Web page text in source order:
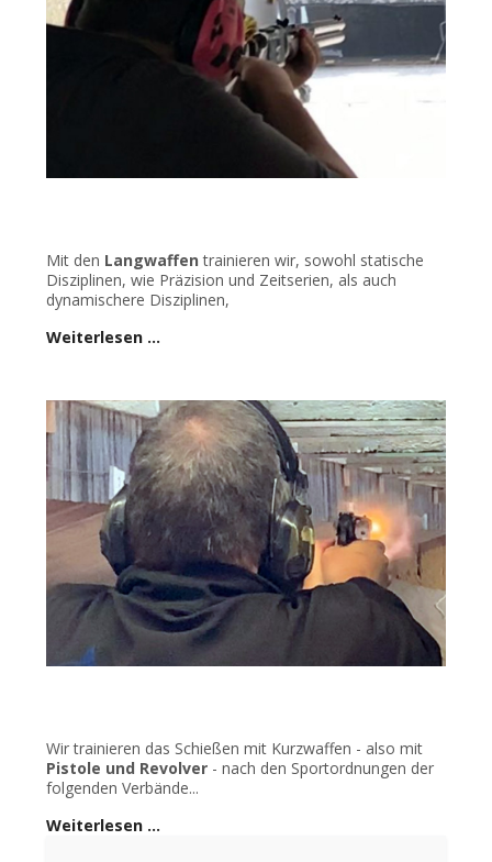
Mit den Langwaffen trainieren wir, sowohl statische
Disziplinen, wie Präzision und Zeitserien, als auch
dynamischere Disziplinen,
Weiterlesen …
Wir trainieren das Schießen mit Kurzwaffen - also mit
Pistole und Revolver - nach den Sportordnungen der
folgenden Verbände...
Weiterlesen …